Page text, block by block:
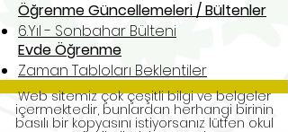
Öğrenme Güncellemeleri / Bültenler
6.Yıl - Sonbahar Bülteni
Evde Öğrenme
Zaman Tabloları Beklentiler
Web sitemiz çok çeşitli bilgi ve belgeler
içermektedir, bunlardan herhangi birinin
basılı bir kopyasını istiyorsanız lütfen okul